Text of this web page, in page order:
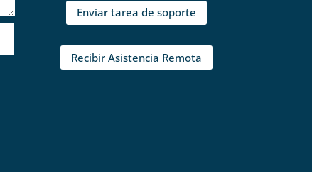
Envíar tarea de soporte
Recibir Asistencia Remota